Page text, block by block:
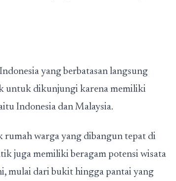
sulit.
yang berbatasan langsung
untuk dikunjungi karena memiliki
Indonesia dan Malaysia.
rumah warga yang dibangun tepat di
juga memiliki beragam potensi wisata
mulai dari bukit hingga pantai yang